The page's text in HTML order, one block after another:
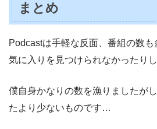
まとめ
Podcastは手軽な反面、番組の数
気に入りを見つけられなかったりし
僕自身かなりの数を漁りましたが
たより少ないものです…